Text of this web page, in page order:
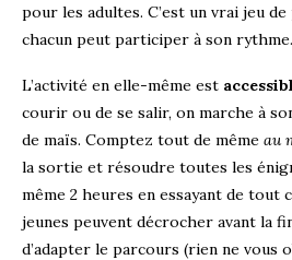
pour les adultes. C’est un vrai jeu
chacun peut participer à son rythme.
L’activité en elle-même est
courir ou de se salir, on marche à
de maïs. Comptez tout de même au
la sortie et résoudre toutes les
même 2 heures en essayant de tout
jeunes peuvent décrocher avant la
d’adapter le parcours (rien ne vous